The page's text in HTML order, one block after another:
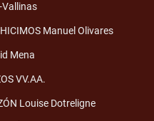
Vallinas
Manuel Olivares
Mena
VV.AA.
Louise Dotreligne